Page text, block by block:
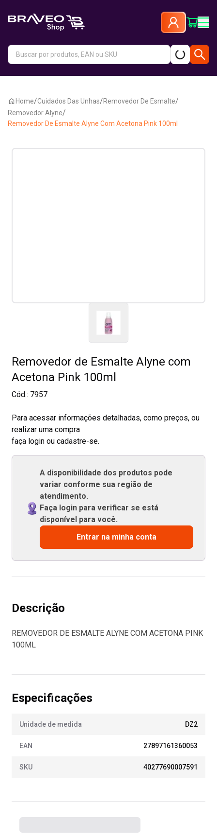
Home/Cuidados Das Unhas/Removedor De Esmalte/
Removedor Alyne/
Removedor De Esmalte Alyne Com Acetona Pink 100ml
Removedor de Esmalte Alyne com
Acetona Pink 100ml
Cód.: 7957
Para acessar informações detalhadas, como preços, ou
realizar uma compra
faça login ou cadastre-se.
A disponibilidade dos produtos pode
variar conforme sua região de
atendimento.
Faça login para verificar se está
disponível para você.
Entrar na minha conta
Descrição
REMOVEDOR DE ESMALTE ALYNE COM ACETONA PINK
100ML
Especificações
Unidade de medida DZ2
EAN 27897161360053
SKU 40277690007591